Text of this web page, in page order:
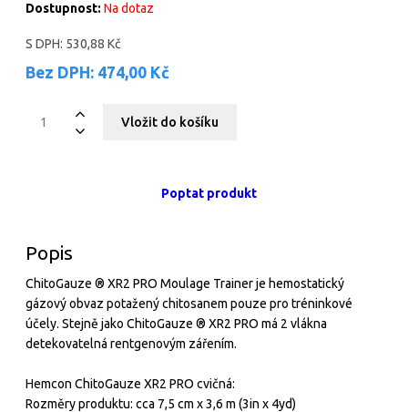
Dostupnost: Na dotaz
S DPH: 530,88 Kč
Bez DPH: 474,00 Kč
Poptat produkt
Popis
ChitoGauze ® XR2 PRO Moulage Trainer je hemostatický
gázový obvaz potažený chitosanem pouze pro tréninkové
účely. Stejně jako ChitoGauze ® XR2 PRO má 2 vlákna
detekovatelná rentgenovým zářením.
Hemcon ChitoGauze XR2 PRO cvičná:
Rozměry produktu: cca 7,5 cm x 3,6 m (3in x 4yd)